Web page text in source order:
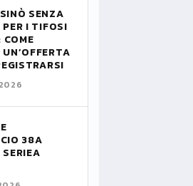
SENZA
I TIFOSI
38A